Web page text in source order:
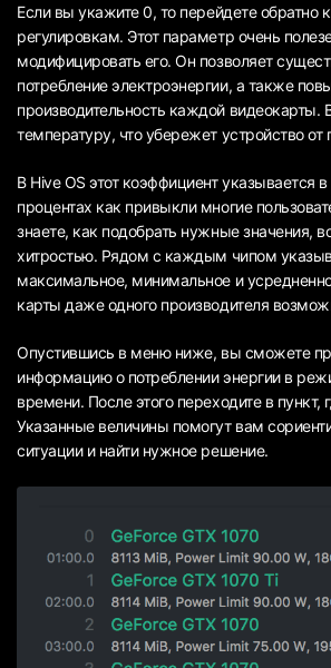
Если вы укажите 0, то перейдете обратно
регулировкам. Этот параметр очень
модифицировать его. Он позволяет
потребление электроэнергии, а также
производительность каждой видеокарты.
температуру, что убережет устройство от
В Hive OS этот коэффициент указывается в
процентах как привыкли многие
знаете, как подобрать нужные значения,
хитростью. Рядом с каждым чипом
максимальное, минимальное и
карты даже одного производителя
Опустившись в меню ниже, вы сможете
информацию о потреблении энергии в
времени. После этого переходите в пункт,
Указанные величины помогут вам
ситуации и найти нужное решение.